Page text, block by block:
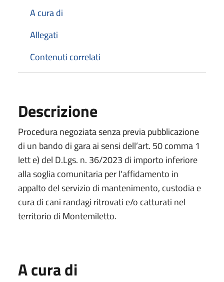
A cura di
Allegati
Contenuti correlati
Descrizione
Procedura negoziata senza previa pubblicazione
di un bando di gara ai sensi dell’art. 50 comma 1
lett e) del D.Lgs. n. 36/2023 di importo inferiore
alla soglia comunitaria per l'affidamento in
appalto del servizio di mantenimento, custodia e
cura di cani randagi ritrovati e/o catturati nel
territorio di Montemiletto.
A cura di